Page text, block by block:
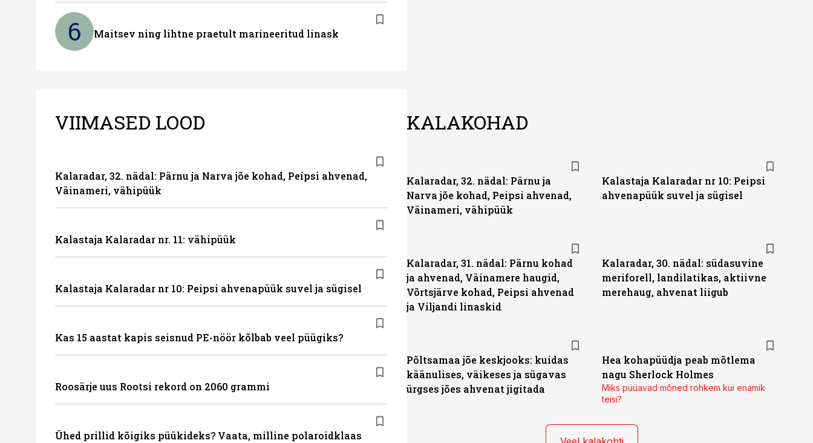
6 Maitsev ning lihtne praetult marineeritud linask
VIIMASED LOOD
Kalaradar, 32. nädal: Pärnu ja Narva jõe kohad, Peipsi ahvenad,
Väinameri, vähipüük
Kalastaja Kalaradar nr. 11: vähipüük
Kalastaja Kalaradar nr 10: Peipsi ahvenapüük suvel ja sügisel
Kas 15 aastat kapis seisnud PE-nöör kõlbab veel püügiks?
Roosärje uus Rootsi rekord on 2060 grammi
Ühed prillid kõigiks püükideks? Vaata, milline polaroidklaas
KALAKOHAD
Kalaradar, 32. nädal: Pärnu ja
Narva jõe kohad, Peipsi ahvenad,
Väinameri, vähipüük
Kalastaja Kalaradar nr 10: Peipsi
ahvenapüük suvel ja sügisel
Kalaradar, 31. nädal: Pärnu kohad
ja ahvenad, Väinamere haugid,
Võrtsjärve kohad, Peipsi ahvenad
ja Viljandi linaskid
Kalaradar, 30. nädal: südasuvine
meriforell, landilatikas, aktiivne
merehaug, ahvenat liigub
Põltsamaa jõe keskjooks: kuidas
käänulises, väikeses ja sügavas
ürgses jões ahvenat jigitada
Hea kohapüüdja peab mõtlema
nagu Sherlock Holmes
Miks püüavad mõned rohkem kui enamik
teisi?